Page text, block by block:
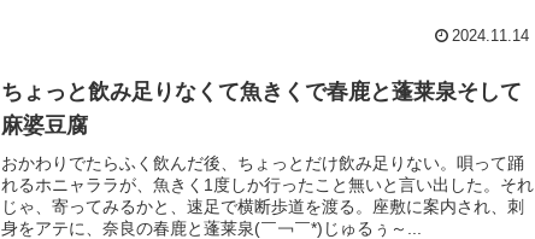
2024.11.14
ちょっと飲み足りなくて魚きくで春鹿と蓬莱泉そして
麻婆豆腐
おかわりでたらふく飲んだ後、ちょっとだけ飲み足りない。唄って踊
れるホニャララが、魚きく1度しか行ったこと無いと言い出した。それ
じゃ、寄ってみるかと、速足で横断歩道を渡る。座敷に案内され、刺
身をアテに、奈良の春鹿と蓬莱泉(￣￢￣*)じゅるぅ～...